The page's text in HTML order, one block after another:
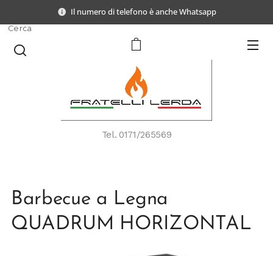
Il numero di telefono è anche Whatsapp
Tel. 0171/265569
Cerca
Barbecue a Legna
QUADRUM HORIZONTAL